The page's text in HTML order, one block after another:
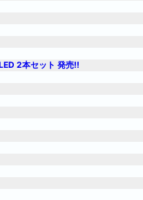
2本セット 発売!!